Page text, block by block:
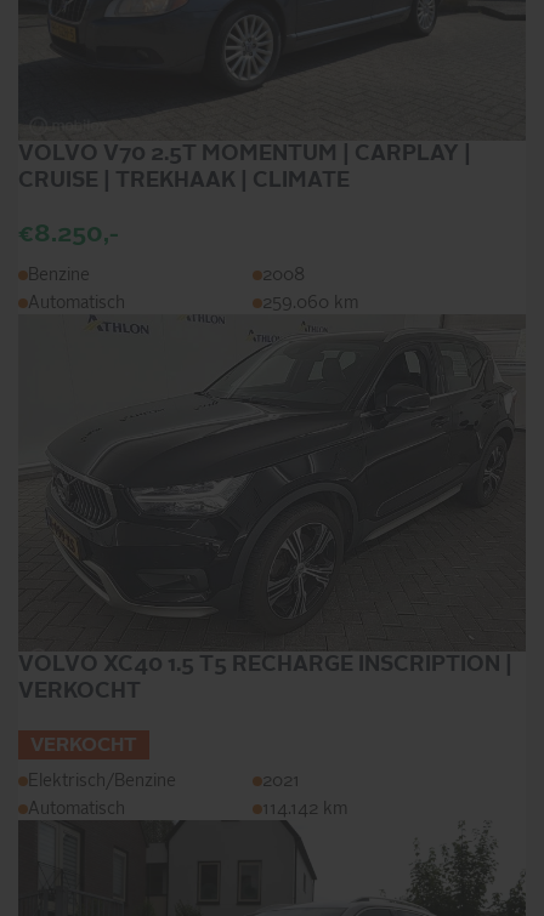
VOLVO V70 2.5T MOMENTUM | CARPLAY |
CRUISE | TREKHAAK | CLIMATE
€8.250,-
Benzine
2008
Automatisch
259.060 km
VOLVO XC40 1.5 T5 RECHARGE INSCRIPTION |
VERKOCHT
VERKOCHT
Elektrisch/Benzine
2021
Automatisch
114.142 km